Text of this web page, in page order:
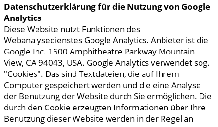
Datenschutzerklärung für die Nutzung von Google
Analytics
Diese Website nutzt Funktionen des
Webanalysedienstes Google Analytics. Anbieter ist die
Google Inc. 1600 Amphitheatre Parkway Mountain
View, CA 94043, USA. Google Analytics verwendet sog.
"Cookies". Das sind Textdateien, die auf Ihrem
Computer gespeichert werden und die eine Analyse
der Benutzung der Website durch Sie ermöglichen. Die
durch den Cookie erzeugten Informationen über Ihre
Benutzung dieser Website werden in der Regel an